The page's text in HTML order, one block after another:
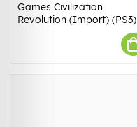
Games Civilization
Revolution (Import) (PS3)